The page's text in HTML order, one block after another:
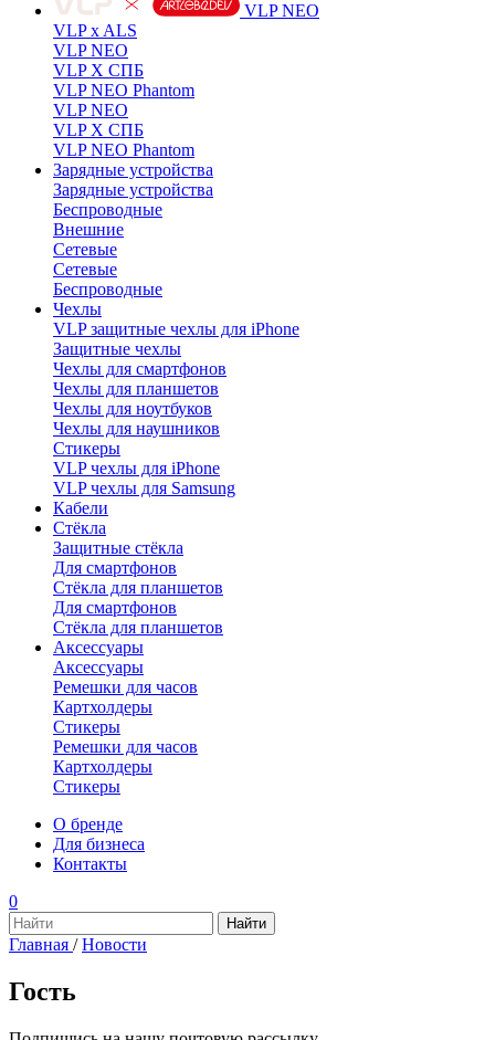
VLP NEO
VLP x ALS
VLP NEO
VLP X СПБ
VLP NEO Phantom
VLP NEO
VLP X СПБ
VLP NEO Phantom
Зарядные устройства
Зарядные устройства
Беспроводные
Внешние
Сетевые
Сетевые
Беспроводные
Чехлы
VLP защитные чехлы для iPhone
Защитные чехлы
Чехлы для смартфонов
Чехлы для планшетов
Чехлы для ноутбуков
Чехлы для наушников
Стикеры
VLP чехлы для iPhone
VLP чехлы для Samsung
Кабели
Стёкла
Защитные стёкла
Для смартфонов
Стёкла для планшетов
Для смартфонов
Стёкла для планшетов
Аксессуары
Аксессуары
Ремешки для часов
Картхолдеры
Стикеры
Ремешки для часов
Картхолдеры
Стикеры
О бренде
Для бизнеса
Контакты
0
Главная / Новости
Гость